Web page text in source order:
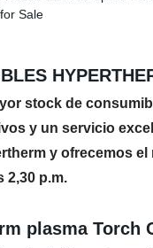
stock de
y un servicio
y ofrecemos
2,30 p.m.
plasma